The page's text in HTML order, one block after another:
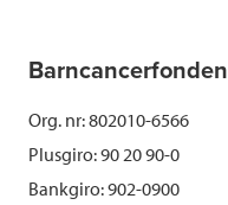
Barncancerfonden
Org. nr: 802010-6566
Plusgiro: 90 20 90-0
Bankgiro: 902-0900